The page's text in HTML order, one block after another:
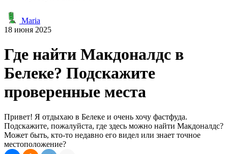
Maria
18 июня 2025
Где найти Макдоналдс в
Белеке? Подскажите
проверенные места
Привет! Я отдыхаю в Белеке и очень хочу фастфуда.
Подскажите, пожалуйста, где здесь можно найти Макдоналдс?
Может быть, кто-то недавно его видел или знает точное
местоположение?